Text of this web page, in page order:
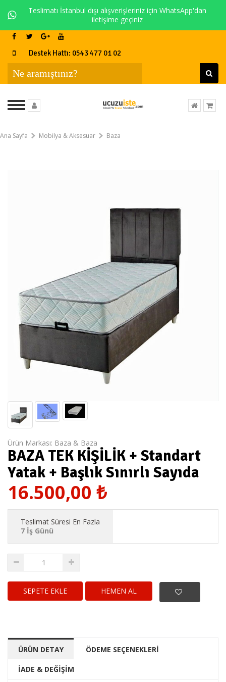
Teslimatı İstanbul dışı alışverişleriniz için WhatsApp'dan
iletişime geçiniz
Destek Hattı: 0543 477 01 02
Ana Sayfa Mobilya & Aksesuar Baza
Ürün Markası: Baza & Baza
BAZA TEK KİŞİLİK + Standart
Yatak + Başlık Sınırlı Sayıda
16.500,00 ₺
Teslimat Süresi En Fazla
7 İş Günü
HEMEN AL
ÜRÜN DETAY ÖDEME SEÇENEKLERİ
İADE & DEĞİŞİM